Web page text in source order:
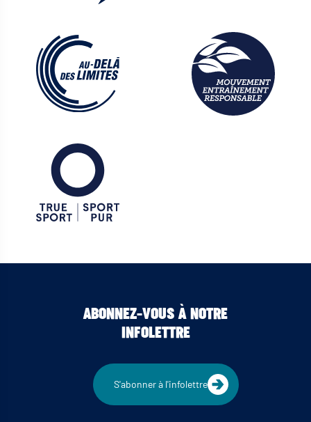
ABONNEZ-VOUS À NOTRE
INFOLETTRE
S'abonner à l'infolettre